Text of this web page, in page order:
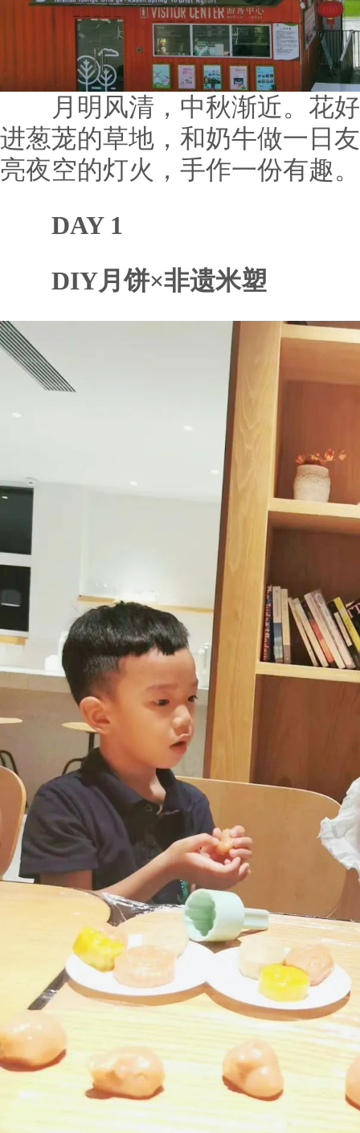
月明风清，中秋渐近。花好
进葱茏的草地，和奶牛做一日
亮夜空的灯火，手作一份有趣
DAY 1
DIY月饼×非遗米塑